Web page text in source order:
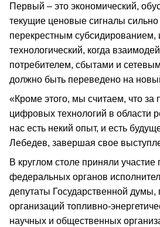
Первый – это экономический,
текущие ценовые сигналы
перекрестным субсидированием,
технологический, когда
потребителем, сбытами и
должно быть переведено на
«Кроме этого, мы считаем, что за
цифровых технологий в области
нас есть некий опыт, и есть
Лебедев, завершая свое
В круглом столе приняли участие
федеральных органов
депутаты Государственной думы,
организаций топливно-
научных и общественных